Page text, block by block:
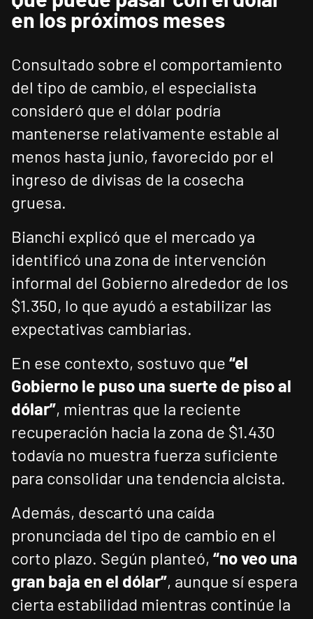
en los próximos meses
Consultado sobre el comportamiento
del tipo de cambio, el especialista
consideró que el dólar podría
mantenerse relativamente estable al
menos hasta junio, favorecido por el
ingreso de divisas de la cosecha
gruesa.
Bianchi explicó que el mercado ya
identificó una zona de intervención
informal del Gobierno alrededor de los
$1.350, lo que ayudó a estabilizar las
expectativas cambiarias.
En ese contexto, sostuvo que “el
Gobierno le puso una suerte de piso al
dólar”, mientras que la reciente
recuperación hacia la zona de $1.430
todavía no muestra fuerza suficiente
para consolidar una tendencia alcista.
Además, descartó una caída
pronunciada del tipo de cambio en el
corto plazo. Según planteó, “no veo una
gran baja en el dólar”, aunque sí espera
cierta estabilidad mientras continúe la